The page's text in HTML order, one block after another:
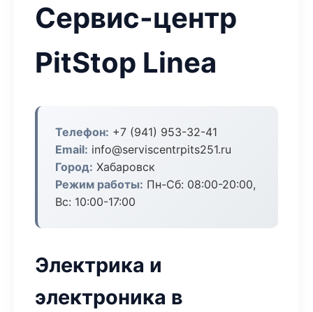
Сервис-центр
PitStop Linea
Телефон: +7 (941) 953-32-41
Email: info@serviscentrpits251.ru
Город: Хабаровск
Режим работы: Пн-Сб: 08:00-20:00,
Вс: 10:00-17:00
Электрика и
электроника в